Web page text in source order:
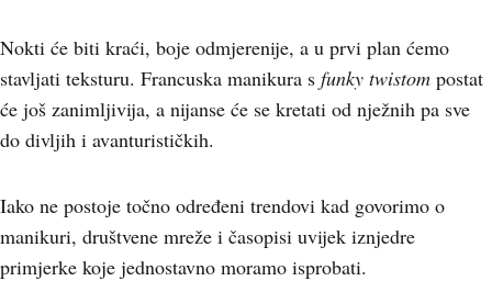
Nokti će biti kraći, boje odmjerenije, a u prvi plan ćemo
stavljati teksturu. Francuska manikura s funky twistom postat
će još zanimljivija, a nijanse će se kretati od nježnih pa sve
do divljih i avanturističkih.
Iako ne postoje točno određeni trendovi kad govorimo o
manikuri, društvene mreže i časopisi uvijek iznjedre
primjerke koje jednostavno moramo isprobati.